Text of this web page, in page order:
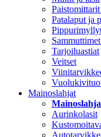
Patalaput ja
Tarjoiluastiat
Veitset
Mainoslahjat
Aurinkolasit